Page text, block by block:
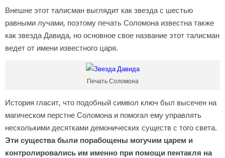
Внешне этот талисман выглядит как звезда с шестью
равными лучами, поэтому печать Соломона известна также
как звезда Давида, но основное свое название этот талисман
ведет от имени известного царя.
Печать Соломона
История гласит, что подобный символ ключ был высечен на
магическом перстне Соломона и помогал ему управлять
несколькими десятками демонических существ с того света.
Эти существа были порабощены могучим царем и
контролировались им именно при помощи пентакля на